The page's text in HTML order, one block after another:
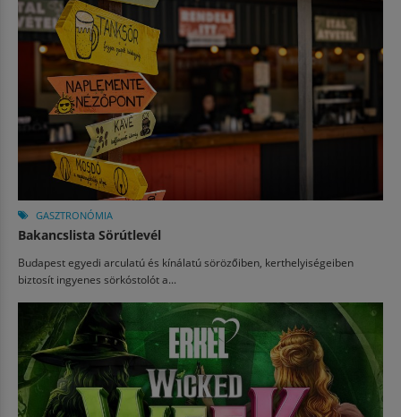
GASZTRONÓMIA
Bakancslista Sörútlevél
Budapest egyedi arculatú és kínálatú sörözőiben, kerthelyiségeiben
biztosít ingyenes sörkóstolót a...